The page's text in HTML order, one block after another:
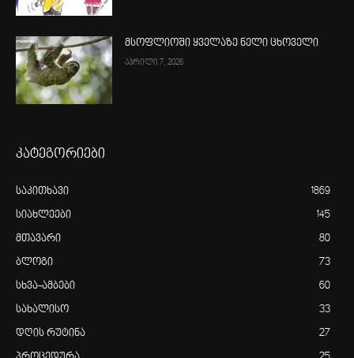
მსოფლიოში ყველაზე ნელი ცხოველი
აპრილი 7, 2026
კატეგორიები
საკითხავი 1869
სიახლეები 145
მთავარი 80
ბლოგი 73
სხვა-ამბები 60
სახალისო 33
დღის რუტინა 27